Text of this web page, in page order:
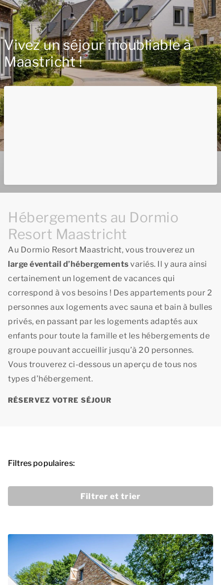
Vivez un séjour inoubliable à
Maastricht !
Hébergements au Dormio
Resort Maastricht
Au Dormio Resort Maastricht, vous trouverez un
large éventail d’hébergements variés. Il y aura ainsi
certainement un logement de vacances qui
correspond à vos besoins ! Des appartements pour 2
personnes aux logements avec sauna et bain à bulles
privés, en passant par les logements adaptés aux
enfants pour toute la famille et les hébergements de
groupe pouvant accueillir jusqu’à 20 personnes.
Vous trouverez ci-dessous un aperçu de tous nos
types d’hébergement.
RÉSERVEZ VOTRE SÉJOUR
Filtres populaires:
Filtrer et trier